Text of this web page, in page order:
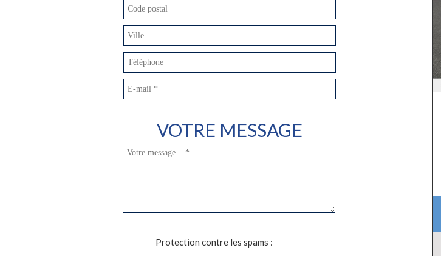
VOTRE MESSAGE
Protection contre les spams :